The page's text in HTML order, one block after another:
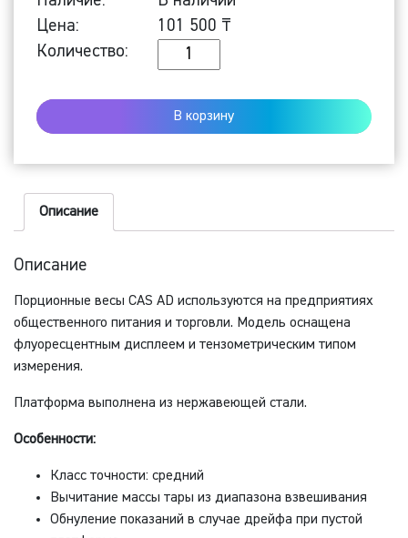
Цена:
101 500 ₸
Количество:
Количество
весы
В корзину
Описание
Описание
Порционные весы CAS AD используются на предприятиях
общественного питания и торговли. Модель оснащена
флуоресцентным дисплеем и тензометрическим типом
измерения.
Платформа выполнена из нержавеющей стали.
Особенности:
Класс точности: средний
Вычитание массы тары из диапазона взвешивания
Обнуление показаний в случае дрейфа при пустой